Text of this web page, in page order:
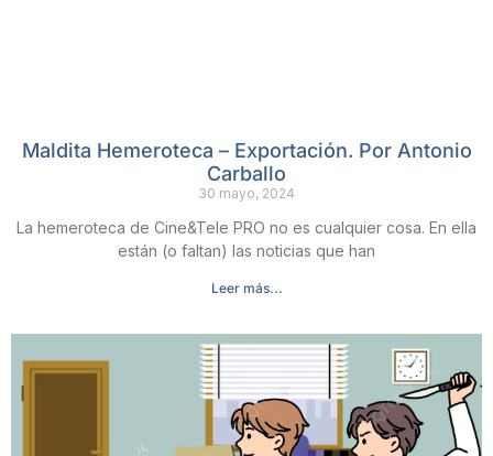
Maldita Hemeroteca – Exportación. Por Antonio
Carballo
30 mayo, 2024
La hemeroteca de Cine&Tele PRO no es cualquier cosa. En ella
están (o faltan) las noticias que han
Leer más...